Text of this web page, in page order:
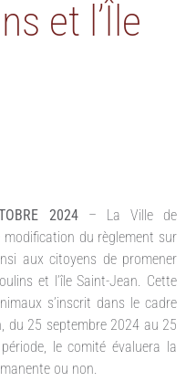
et l’Île
2024– La Ville de
du règlement sur
aux citoyens de promener
et l’île Saint-Jean. Cette
s’inscrit dans le cadre
du 25 septembre 2024 au 25
le comité évaluera la
ou non.